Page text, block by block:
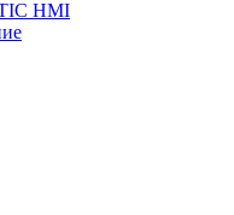
HMI